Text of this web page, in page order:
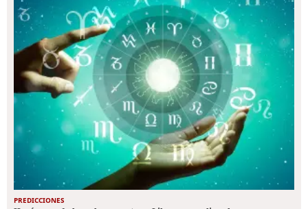
PREDICCIONES